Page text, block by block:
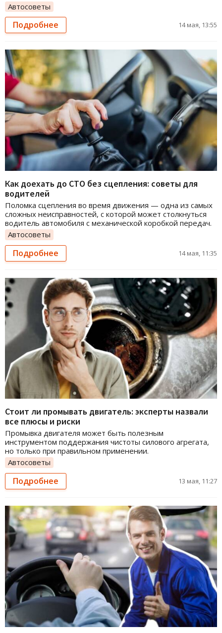
Автосоветы
Подробнее 14 мая, 13:55
Как доехать до СТО без сцепления: советы для
водителей
Поломка сцепления во время движения — одна из самых
сложных неисправностей, с которой может столкнуться
водитель автомобиля с механической коробкой передач.
Автосоветы
Подробнее 14 мая, 11:35
Стоит ли промывать двигатель: эксперты назвали
все плюсы и риски
Промывка двигателя может быть полезным
инструментом поддержания чистоты силового агрегата,
но только при правильном применении.
Автосоветы
Подробнее 13 мая, 11:27